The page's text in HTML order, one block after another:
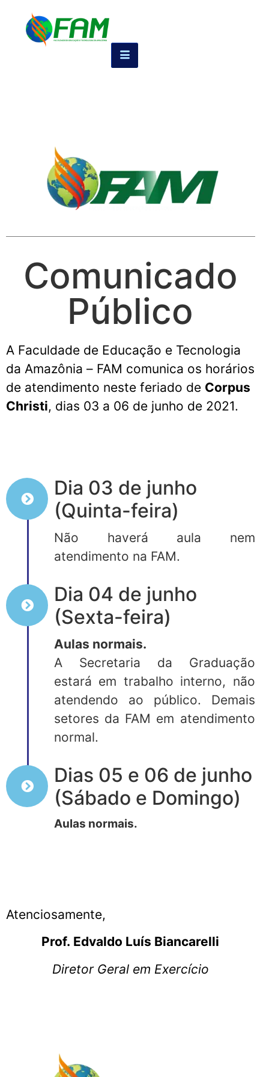
Comunicado
Público
A Faculdade de Educação e Tecnologia
da Amazônia – FAM comunica os horários
de atendimento neste feriado de Corpus
Christi, dias 03 a 06 de junho de 2021.
Dia 03 de junho
(Quinta-feira)
Não haverá aula nem
atendimento na FAM.
Dia 04 de junho
(Sexta-feira)
Aulas normais.
A Secretaria da Graduação
estará em trabalho interno, não
atendendo ao público. Demais
setores da FAM em atendimento
normal.
Dias 05 e 06 de junho
(Sábado e Domingo)
Aulas normais.
Atenciosamente,
Prof. Edvaldo Luís Biancarelli
Diretor Geral em Exercício